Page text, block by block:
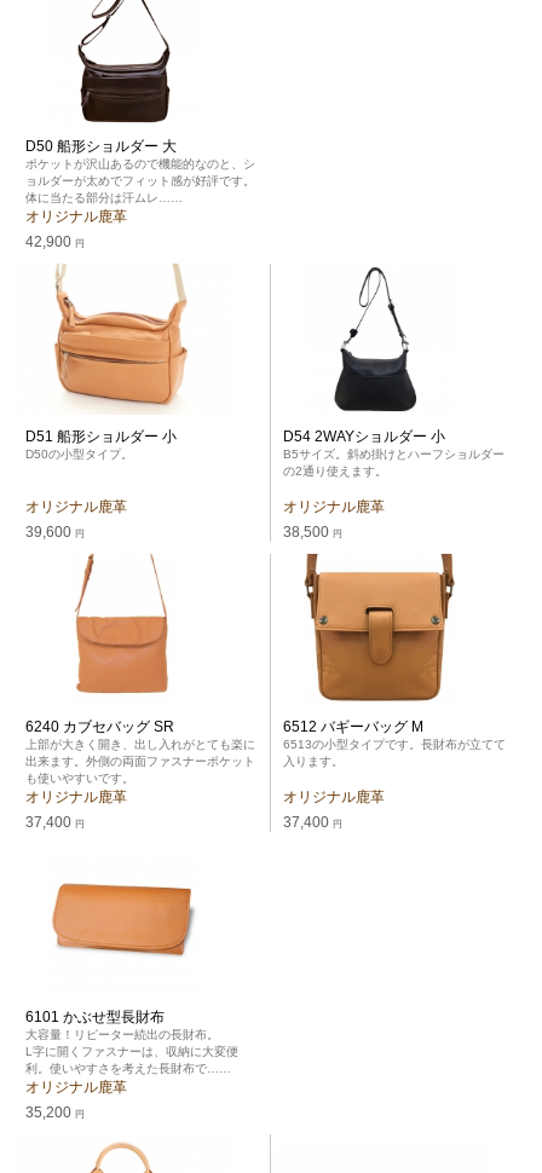
D50 船形ショルダー 大
ポケットが沢山あるので機能的なのと、シ
ョルダーが太めでフィット感が好評です。
体に当たる部分は汗ムレ……
オリジナル鹿革
42,900 円
D51 船形ショルダー 小
D50の小型タイプ。
オリジナル鹿革
39,600 円
D54 2WAYショルダー 小
B5サイズ。斜め掛けとハーフショルダー
の2通り使えます。
オリジナル鹿革
38,500 円
6240 カブセバッグ SR
上部が大きく開き、出し入れがとても楽に
出来ます。外側の両面ファスナーポケット
も使いやすいです。
オリジナル鹿革
37,400 円
6512 バギーバッグ M
6513の小型タイプです。長財布が立てて
入ります。
オリジナル鹿革
37,400 円
6101 かぶせ型長財布
大容量！リピーター続出の長財布。
L字に開くファスナーは、収納に大変便
利。使いやすさを考えた長財布で……
オリジナル鹿革
35,200 円